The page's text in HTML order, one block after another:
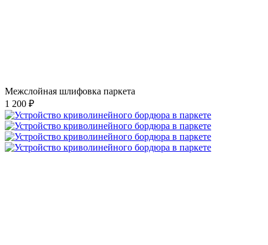
Межслойная шлифовка паркета
1 200 ₽